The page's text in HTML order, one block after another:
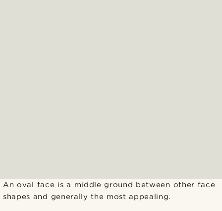
An oval face is a middle ground between other face
shapes and generally the most appealing.